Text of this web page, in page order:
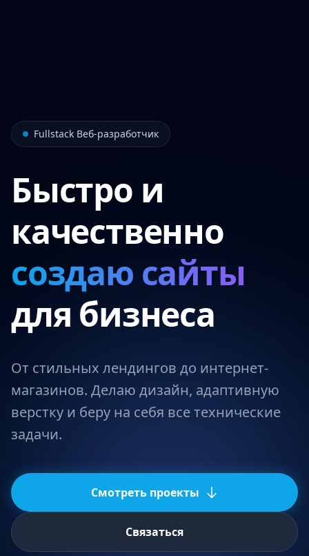
Fullstack Веб-разработчик
Быстро и
качественно
создаю сайты
для бизнеса
От стильных лендингов до интернет-
магазинов. Делаю дизайн, адаптивную
верстку и беру на себя все технические
задачи.
Смотреть проекты
Связаться